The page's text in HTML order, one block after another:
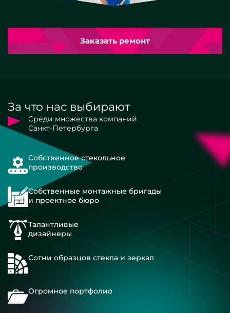
Заказать ремонт
За что нас выбирают
Среди множества компаний
Санкт-Петербурга
Собственное стекольное
производство
Собственные монтажные бригады
и проектное бюро
Талантливые
дизайнеры
Сотни образцов стекла и зеркал
Огромное портфолио